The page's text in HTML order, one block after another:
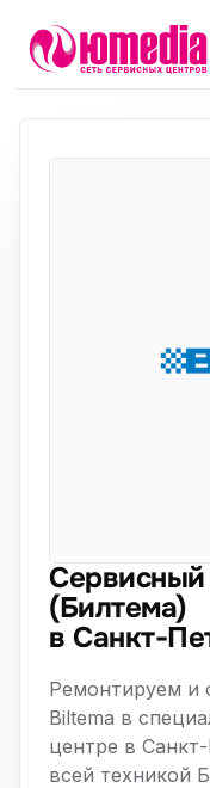
Сервисный
(Билтема)
в Санкт-
Ремонтируем и
Biltema в
центре в
всей техникой